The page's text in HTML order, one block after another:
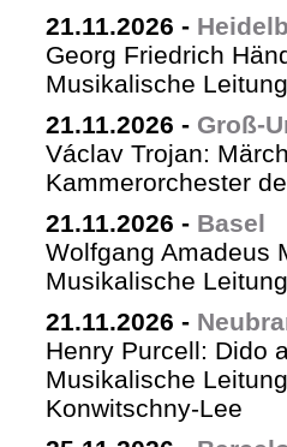
21.11.2026 -
Georg Friedrich
Musikalische
21.11.2026 - Groß-
Václav Trojan:
Kammerorchester
21.11.2026 - Basel
Wolfgang Amadeus
Musikalische
21.11.2026 -
Henry Purcell: Dido
Musikalische
Konwitschny-Lee